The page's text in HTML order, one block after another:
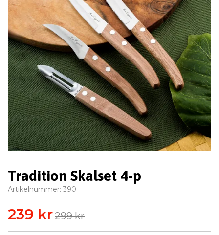
Tradition Skalset 4-p
Artikelnummer: 390
239 kr299 kr